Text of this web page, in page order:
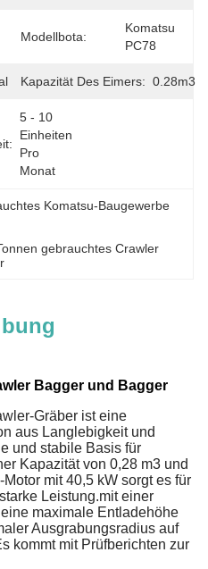
Modellbota:
Komatsu
PC78
Kapazität Des Eimers: 0.28m3
5 - 10
Einheiten
Pro
Monat
Komatsu-Baugewerbe
gebrauchtes Crawler
Bagger und Bagger
Gräber ist eine
aus Langlebigkeit und
und stabile Basis für
Kapazität von 0,28 m3 und
mit 40,5 kW sorgt es für
Leistung.mit einer
maximale Entladehöhe
Ausgrabungsradius auf
kommt mit Prüfberichten zur